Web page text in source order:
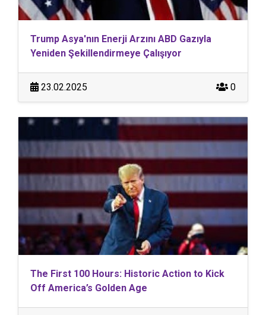
Trump Asya'nın Enerji Arzını ABD Gazıyla
Yeniden Şekillendirmeye Çalışıyor
23.02.2025 0
The First 100 Hours: Historic Action to Kick
Off America’s Golden Age